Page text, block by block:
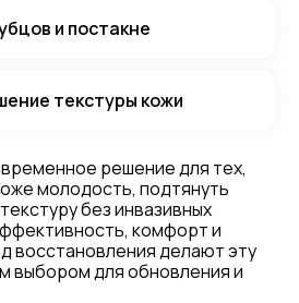
и постакне
текстуры кожи
решение для тех,
молодость, подтянуть
без инвазивных
комфорт и
восстановления делают эту
выбором для обновления и